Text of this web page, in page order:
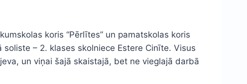
koris “Pērlītes” un pamatskolas koris
– 2. klases skolniece Estere Cinīte. Visus
un viņai šajā skaistajā, bet ne vieglajā darbā